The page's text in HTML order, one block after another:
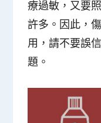
療過敏，又要
許多。因此，
用，請不要誤
題。